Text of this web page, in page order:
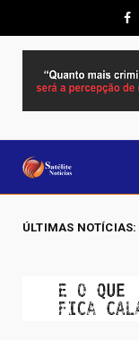
ÚLTIMAS NOTÍCIAS:
Gama, aponta